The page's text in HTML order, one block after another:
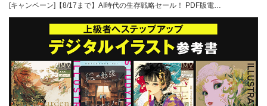
[キャンペーン]【8/17まで】AI時代の生存戦略セール！ PDF版電…